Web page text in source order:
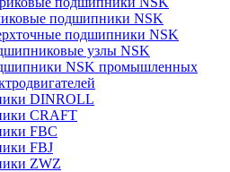
подшипники NSK
подшипники NSK
узлы NSK
NSK промышленных
DINROLL
CRAFT
FBC
FBJ
ZWZ